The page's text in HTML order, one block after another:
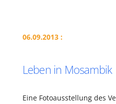
06.09.2013 :
Leben in Mosambik
Eine Fotoausstellung des